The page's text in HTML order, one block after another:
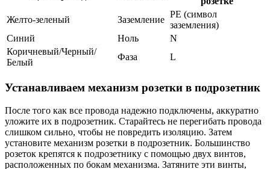
Желто-зеленый
Заземление
PE (символ
заземления)
Синий
Ноль
N
Коричневый/Черный/
Белый
Фаза L
Устанавливаем механизм розетки в подрозетник
После того как все провода надежно подключены, аккуратно
уложите их в подрозетник. Старайтесь не перегибать провода
слишком сильно, чтобы не повредить изоляцию. Затем
установите механизм розетки в подрозетник. Большинство
розеток крепятся к подрозетнику с помощью двух винтов,
расположенных по бокам механизма. Затяните эти винты,